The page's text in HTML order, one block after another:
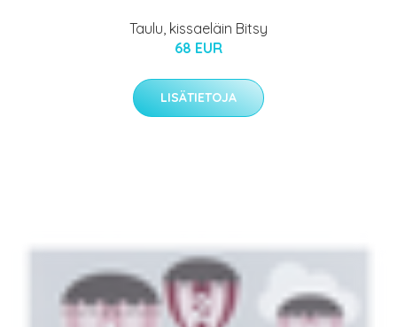
Taulu, kissaeläin Bitsy
68 EUR
LISÄTIETOJA